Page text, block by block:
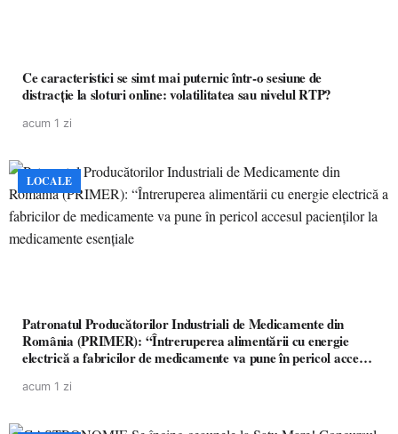
Ce caracteristici se simt mai puternic într-o sesiune de
distracție la sloturi online: volatilitatea sau nivelul RTP?
acum 1 zi
LOCALE
Patronatul Producătorilor Industriali de Medicamente din
România (PRIMER): “Întreruperea alimentării cu energie
electrică a fabricilor de medicamente va pune în pericol accesul
acum 1 zi